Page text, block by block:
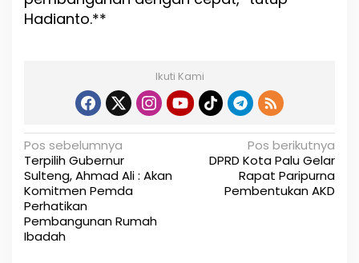
Hadianto.**
Ikuti Kami
N
a
v
i
Pos sebelumnya
Terpilih Gubernur
Sulteng, Ahmad Ali : Akan
Komitmen Pemda
Perhatikan
Pembangunan Rumah
Ibadah
Pos berikutnya
DPRD Kota Palu Gelar
Rapat Paripurna
Pembentukan AKD